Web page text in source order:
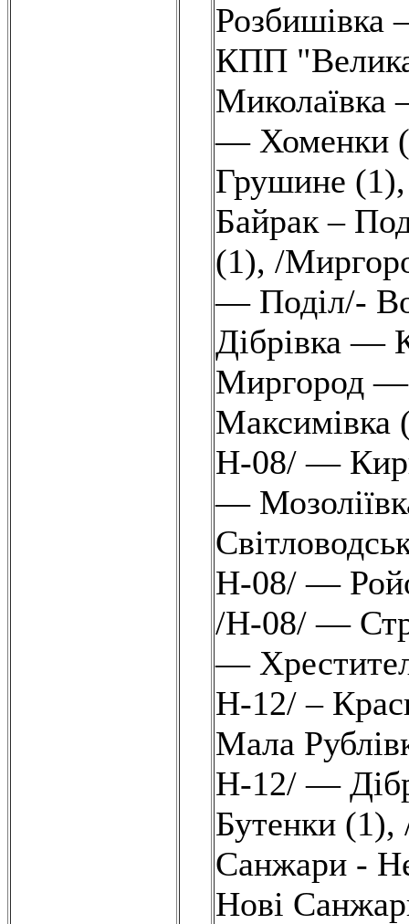
Розбишівка
КПП
— Хоменки
Грушине (1)
Байрак –
(1), /
— Поділ/-
Дібрівка —
Миргород
Максимівка
Н-08/ —
—
Н-08/ —
/Н-08/ —
—
Н-12/ –
Мала
Н-12/ —
Бутенки (1),
Санжари -
Нові